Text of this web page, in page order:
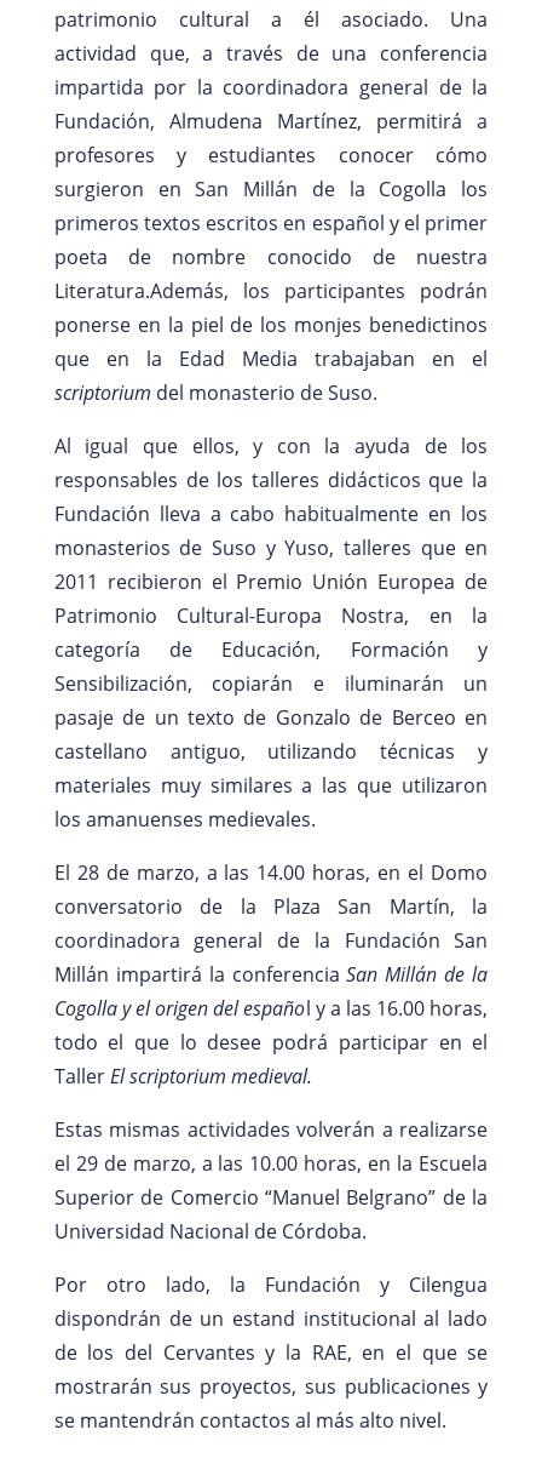
patrimonio cultural a él asociado. Una
actividad que, a través de una conferencia
impartida por la coordinadora general de la
Fundación, Almudena Martínez, permitirá a
profesores y estudiantes conocer cómo
surgieron en San Millán de la Cogolla los
primeros textos escritos en español y el primer
poeta de nombre conocido de nuestra
Literatura.Además, los participantes podrán
ponerse en la piel de los monjes benedictinos
que en la Edad Media trabajaban en el
scriptorium del monasterio de Suso.
Al igual que ellos, y con la ayuda de los
responsables de los talleres didácticos que la
Fundación lleva a cabo habitualmente en los
monasterios de Suso y Yuso, talleres que en
2011 recibieron el Premio Unión Europea de
Patrimonio Cultural-Europa Nostra, en la
categoría de Educación, Formación y
Sensibilización, copiarán e iluminarán un
pasaje de un texto de Gonzalo de Berceo en
castellano antiguo, utilizando técnicas y
materiales muy similares a las que utilizaron
los amanuenses medievales.
El 28 de marzo, a las 14.00 horas, en el Domo
conversatorio de la Plaza San Martín, la
coordinadora general de la Fundación San
Millán impartirá la conferenciaSan Millán de la
Cogolla y el origen del español y a las 16.00 horas,
todo el que lo desee podrá participar en el
TallerEl scriptorium medieval.
Estas mismas actividades volverán a realizarse
el 29 de marzo, a las 10.00 horas, en la Escuela
Superior de Comercio “Manuel Belgrano” de la
Universidad Nacional de Córdoba.
Por otro lado, la Fundación y Cilengua
dispondrán de un estand institucional al lado
de los del Cervantes y la RAE, en el que se
mostrarán sus proyectos, sus publicaciones y
se mantendrán contactos al más alto nivel.